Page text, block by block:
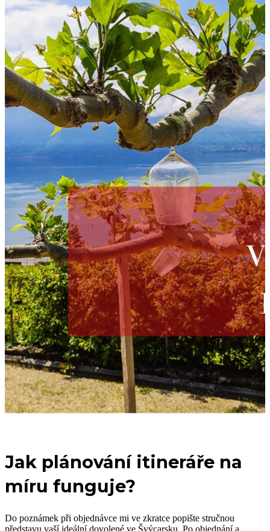
Jak plánování itineráře na
míru funguje?
Do poznámek při objednávce mi ve zkratce popište stručnou
představu vaší ideální dovolené ve Švýcarsku. Po objednání a